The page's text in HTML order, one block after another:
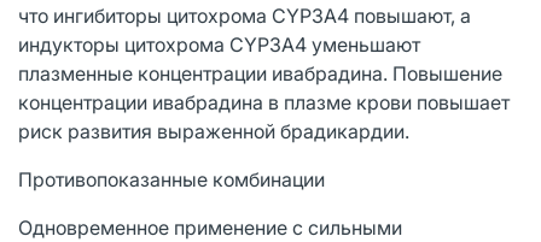
что ингибиторы цитохрома CYP3A4 повышают, а
индукторы цитохрома CYP3A4 уменьшают
плазменные концентрации ивабрадина. Повышение
концентрации ивабрадина в плазме крови повышает
риск развития выраженной брадикардии.
Противопоказанные комбинации
Одновременное применение с сильными